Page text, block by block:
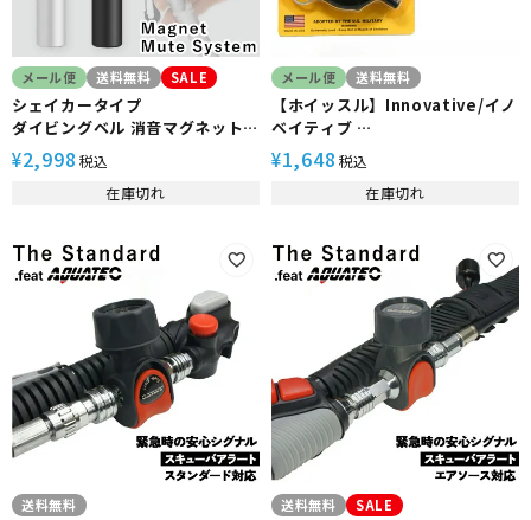
メール便 送料無料 SALE
シェイカータイプ
ダイビングベル 消音マグネット
付き The Standard ザ・スタン
ダード
¥2,998 税込
在庫切れ
メール便 送料無料
【ホイッスル】Innovative/イノ
ベイティブ
ウインドストームホイッスル
【SP0231】[80670004]
¥1,648 税込
在庫切れ
送料無料 送料無料 SALE